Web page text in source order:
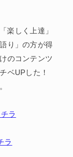
楽しく上達」
り」の方が得
のコンテンツ
ベUPした！
ラ
ラ